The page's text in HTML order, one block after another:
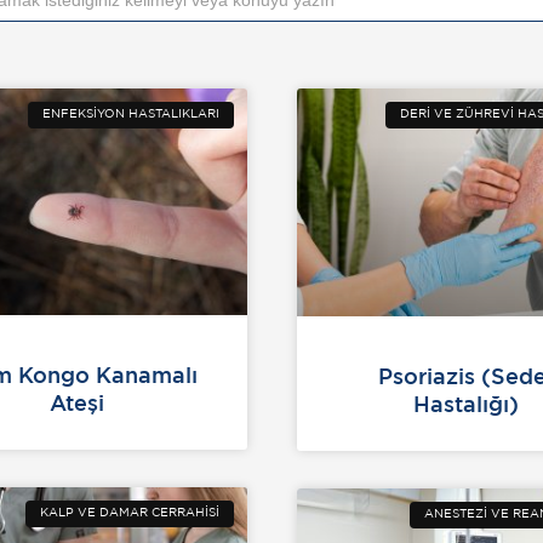
ENFEKSIYON HASTALIKLARI
Kongo Kanamalı
Ateşi
DERI VE ZÜHREVI
Psoriazis
Hastalığı)
KALP VE DAMAR CERRAHISI ANESTEZI VE